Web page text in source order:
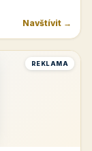
Navštívit →
REKLAMA